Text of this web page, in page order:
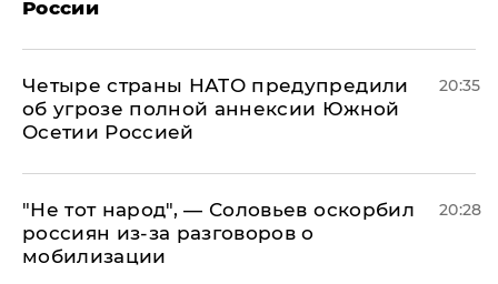
России
Четыре страны НАТО предупредили
об угрозе полной аннексии Южной
Осетии Россией
20:35
​"Не тот народ", — Соловьев оскорбил
россиян из-за разговоров о
мобилизации
20:28